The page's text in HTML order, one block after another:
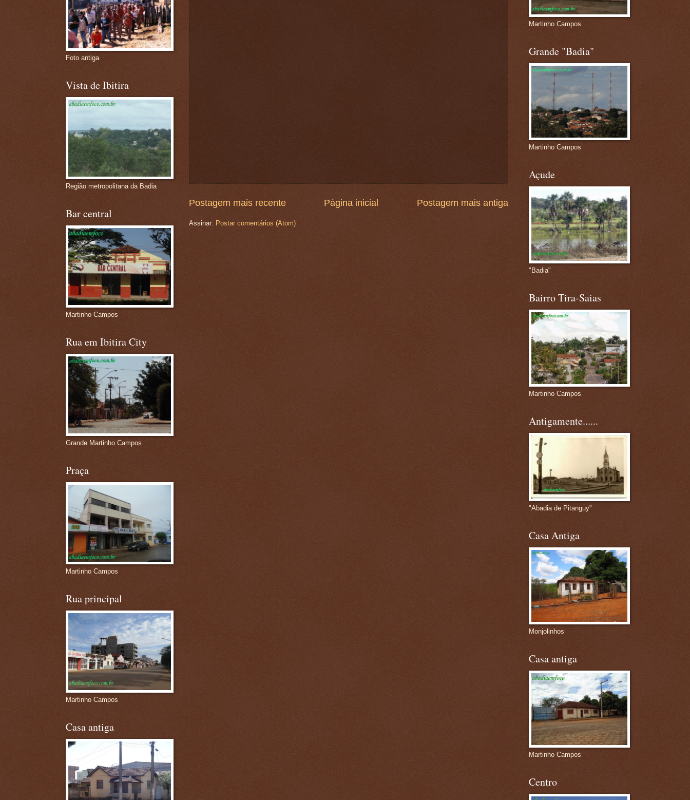
Postagem mais recente Postagem mais antiga
Página inicial
Assinar: Postar comentários (Atom)
Foto antiga
Vista de Ibitira
Região metropolitana da Badia
Bar central
Martinho Campos
Rua em Ibitira City
Grande Martinho Campos
Praça
Martinho Campos
Rua principal
Martinho Campos
Casa antiga
Martinho Campos
Grande "Badia"
Martinho Campos
Açude
"Badia"
Bairro Tira-Saias
Martinho Campos
Antigamente......
"Abadia de Pitanguy"
Casa Antiga
Monjolinhos
Casa antiga
Martinho Campos
Centro